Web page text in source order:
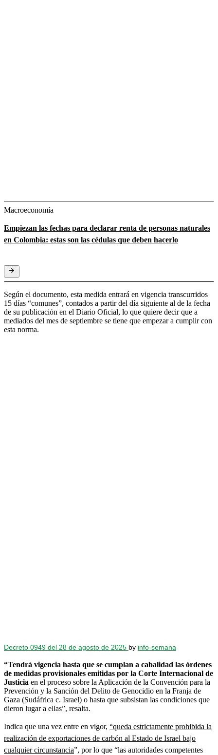
Macroeconomía
Empiezan las fechas para declarar renta de personas naturales
en Colombia: estas son las cédulas que deben hacerlo
Según el documento, esta medida entrará en vigencia transcurridos
15 días “comunes”, contados a partir del día siguiente al de la fecha
de su publicación en el Diario Oficial, lo que quiere decir que a
mediados del mes de septiembre se tiene que empezar a cumplir con
esta norma.
Decreto 0949 del 28 de agosto de 2025 by info-semana
“Tendrá vigencia hasta que se cumplan a cabalidad las órdenes
de medidas provisionales emitidas por la Corte Internacional de
Justicia en el proceso sobre la Aplicación de la Convención para la
Prevención y la Sanción del Delito de Genocidio en la Franja de
Gaza (Sudáfrica c. Israel) o hasta que subsistan las condiciones que
dieron lugar a ellas”, resalta.
Indica que una vez entre en vigor, “queda estrictamente prohibida la
realización de exportaciones de carbón al Estado de Israel bajo
cualquier circunstancia”, por lo que “las autoridades competentes